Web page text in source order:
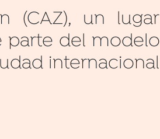
(CAZ), un lugar
parte del modelo
internacional